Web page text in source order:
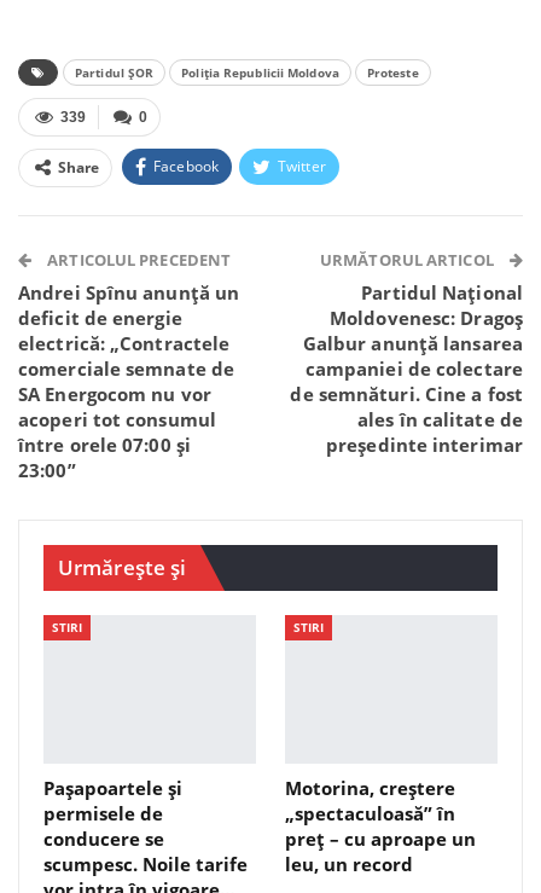
Partidul ȘOR Poliția Republicii Moldova Proteste
0
339
Share Facebook Twitter
Telegram WhatsApp Viber
ARTICOLUL PRECEDENT
Andrei Spînu anunță un
deficit de energie
electrică: „Contractele
comerciale semnate de
SA Energocom nu vor
acoperi tot consumul
între orele 07:00 și
23:00”
URMĂTORUL ARTICOL
Partidul Național
Moldovenesc: Dragoș
Galbur anunță lansarea
campaniei de colectare
de semnături. Cine a fost
ales în calitate de
președinte interimar
Urmărește și
STIRI
Pașapoartele și
permisele de
conducere se
scumpesc. Noile tarife
STIRI
Motorina, creștere
„spectaculoasă” în
preț – cu aproape un
leu, un record